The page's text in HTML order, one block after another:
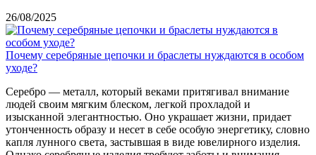
26/08/2025
Почему серебряные цепочки и браслеты нуждаются в особом
уходе?
Серебро — металл, который веками притягивал внимание
людей своим мягким блеском, легкой прохладой и
изысканной элегантностью. Оно украшает жизни, придает
утонченность образу и несет в себе особую энергетику, словно
капля лунного света, застывшая в виде ювелирного изделия.